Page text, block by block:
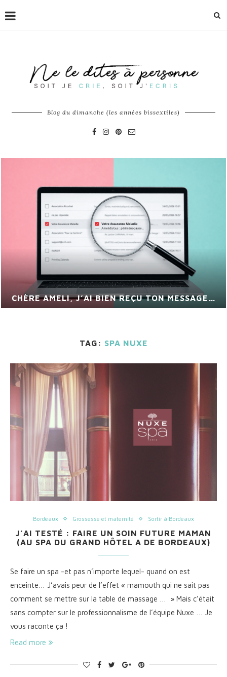
Blog du dimanche (les années bissextiles)
CHÈRE AMELI, J’AI BIEN REÇU TON MESSAGE…
TAG: SPA NUXE
Bordeaux Grossesse et maternité Sortir à Bordeaux
J’AI TESTÉ : FAIRE UN SOIN FUTURE MAMAN
(AU SPA DU GRAND HÔTEL A DE BORDEAUX)
Se faire un spa -et pas n’importe lequel- quand on est
enceinte… J’avais peur de l’effet « mamouth qui ne sait pas
comment se mettre sur la table de massage … » Mais c’était
sans compter sur le professionnalisme de l’équipe Nuxe … Je
vous raconte ça !
Read more